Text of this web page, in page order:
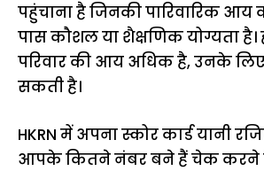
पहुंचाना है जिनकी पारिवारिक
पास कौशल या शैक्षणिक योग्यता
परिवार की आय अधिक है, उनके लिए
सकती है।
HKRN में अपना स्कोर कार्ड यानी
आपके कितने नंबर बने हैं चेक करने